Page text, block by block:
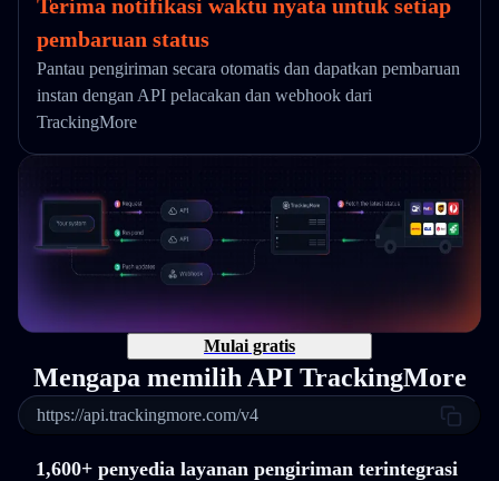
Terima notifikasi waktu nyata untuk setiap
pembaruan status
Pantau pengiriman secara otomatis dan dapatkan pembaruan
instan dengan API pelacakan dan webhook dari
TrackingMore
Mulai gratis
Mengapa memilih API TrackingMore
https://api.trackingmore.com/v4
1,600+ penyedia layanan pengiriman terintegrasi